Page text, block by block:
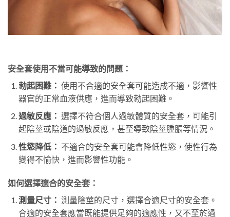
安全套使用不當可能導致的問題：
勃起困難： 使用不合適的安全套可能造成不適，影響性
器官的正常血液供應，進而導致勃起困難。
過敏反應： 選擇不符合個人過敏體質的安全套，可能引
起陰莖或陰道的過敏反應，甚至導致陰莖腫脹等情況。
性慾降低： 不適合的安全套可能會降低性慾，使性行為
變得不愉快，進而影響性功能。
如何選擇適合的安全套：
測量尺寸： 測量陰莖的尺寸，選擇合適尺寸的安全套。
合適的安全套應當既能提供足夠的適應性，又不至於過